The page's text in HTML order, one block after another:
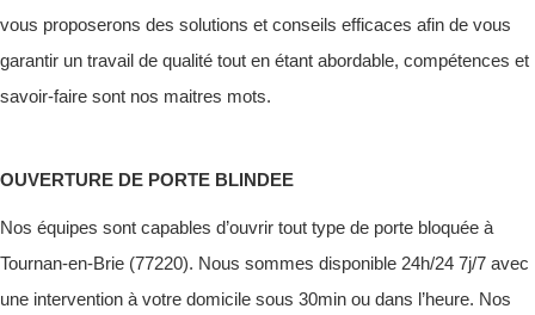
vous proposerons des solutions et conseils efficaces afin de vous
garantir un travail de qualité tout en étant abordable, compétences et
savoir-faire sont nos maitres mots.
OUVERTURE DE PORTE BLINDEE
Nos équipes sont capables d’ouvrir tout type de porte bloquée à
Tournan-en-Brie (77220). Nous sommes disponible 24h/24 7j/7 avec
une intervention à votre domicile sous 30min ou dans l’heure. Nos